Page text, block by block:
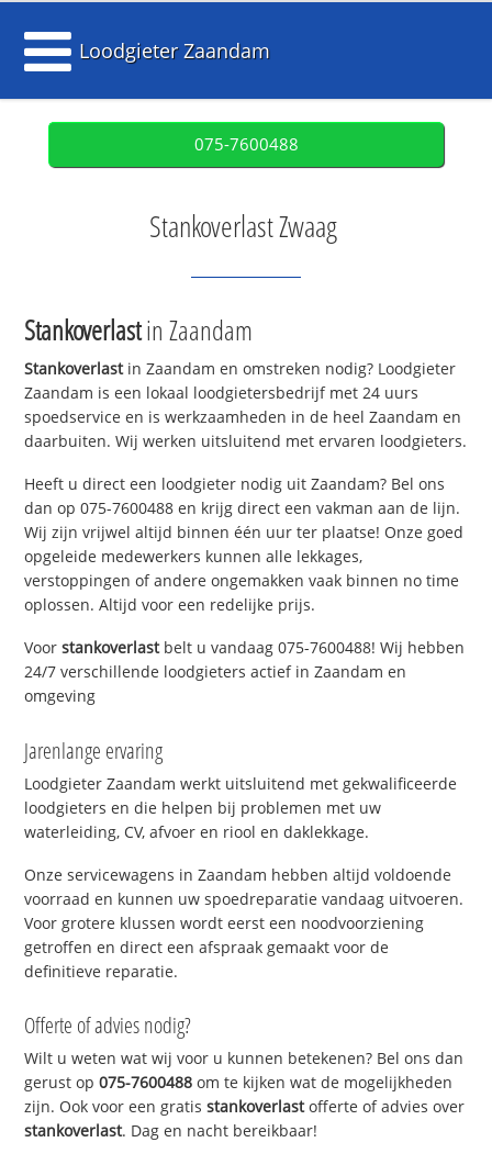
Loodgieter Zaandam
075-7600488
Stankoverlast Zwaag
Stankoverlastin Zaandam
Stankoverlastin Zaandam en omstreken nodig? Loodgieter
Zaandam is een lokaal loodgietersbedrijf met 24 uurs
spoedservice en is werkzaamheden in de heel Zaandam en
daarbuiten. Wij werken uitsluitend met ervaren loodgieters.
Heeft u direct een loodgieter nodig uit Zaandam? Bel ons
dan op 075-7600488 en krijg direct een vakman aan de lijn.
Wij zijn vrijwel altijd binnen één uur ter plaatse! Onze goed
opgeleide medewerkers kunnen alle lekkages,
verstoppingen of andere ongemakken vaak binnen no time
oplossen. Altijd voor een redelijke prijs.
Voorstankoverlastbelt u vandaag 075-7600488! Wij hebben
24/7 verschillende loodgieters actief in Zaandam en
omgeving
Jarenlange ervaring
Loodgieter Zaandam werkt uitsluitend met gekwalificeerde
loodgieters en die helpen bij problemen met uw
waterleiding, CV, afvoer en riool en daklekkage.
Onze servicewagens in Zaandam hebben altijd voldoende
voorraad en kunnen uw spoedreparatie vandaag uitvoeren.
Voor grotere klussen wordt eerst een noodvoorziening
getroffen en direct een afspraak gemaakt voor de
definitieve reparatie.
Offerte of advies nodig?
Wilt u weten wat wij voor u kunnen betekenen? Bel ons dan
gerust op075-7600488 om te kijken wat de mogelijkheden
zijn. Ook voor een gratisstankoverlastofferte of advies over
stankoverlast. Dag en nacht bereikbaar!